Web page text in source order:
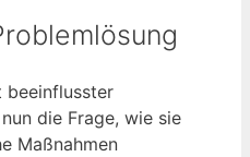
beeinflusster
die Frage, wie sie
Maßnahmen